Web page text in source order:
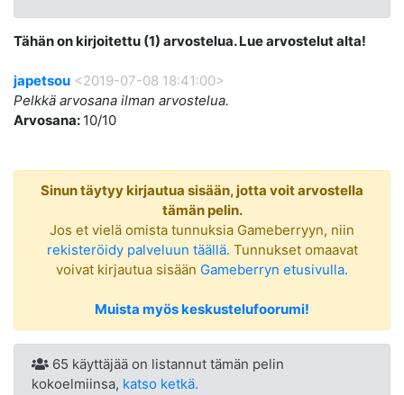
Tähän on kirjoitettu (1) arvostelua. Lue arvostelut alta!
japetsou <2019-07-08 18:41:00>
Pelkkä arvosana ilman arvostelua.
Arvosana: 10/10
Sinun täytyy kirjautua sisään, jotta voit arvostella
tämän pelin.
Jos et vielä omista tunnuksia Gameberryyn, niin
rekisteröidy palveluun täällä. Tunnukset omaavat
voivat kirjautua sisään Gameberryn etusivulla.
Muista myös keskustelufoorumi!
65 käyttäjää on listannut tämän pelin
kokoelmiinsa, katso ketkä.